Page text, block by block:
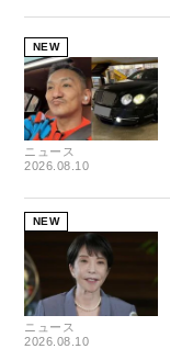
NEW
ニュース
2026.08.10
NEW
ニュース
2026.08.10